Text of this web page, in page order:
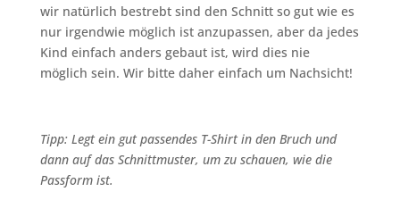
wir natürlich bestrebt sind den Schnitt so gut wie es
nur irgendwie möglich ist anzupassen, aber da jedes
Kind einfach anders gebaut ist, wird dies nie
möglich sein. Wir bitte daher einfach um Nachsicht!
Tipp: Legt ein gut passendes T-Shirt in den Bruch und
dann auf das Schnittmuster, um zu schauen, wie die
Passform ist.